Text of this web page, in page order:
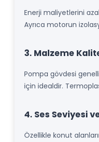
Enerji maliyetlerini
Ayrıca motorun
3. Malzeme
Pompa gövdesi
için idealdir.
4. Ses Seviyesi
Özellikle konut